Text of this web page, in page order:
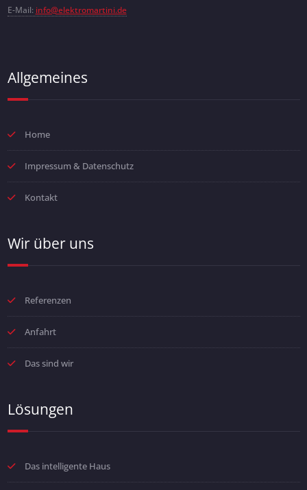
E-Mail: info@elektromartini.de
Allgemeines
Home
Impressum & Datenschutz
Kontakt
Wir über uns
Referenzen
Anfahrt
Das sind wir
Lösungen
Das intelligente Haus